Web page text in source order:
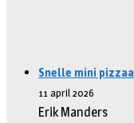
Snelle mini
11 april 2026
Erik Manders